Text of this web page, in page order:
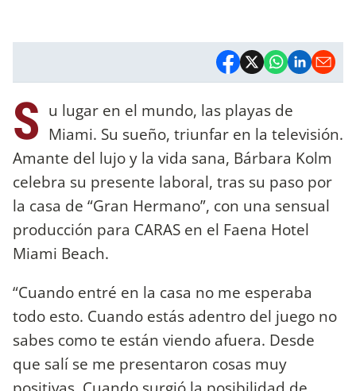
S u lugar en el mundo, las playas de
Miami. Su sueño, triunfar en la televisión.
Amante del lujo y la vida sana, Bárbara Kolm
celebra su presente laboral, tras su paso por
la casa de “Gran Hermano”, con una sensual
producción para CARAS en el Faena Hotel
Miami Beach.
“Cuando entré en la casa no me esperaba
todo esto. Cuando estás adentro del juego no
sabes como te están viendo afuera. Desde
que salí se me presentaron cosas muy